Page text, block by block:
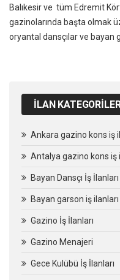
Balıkesir ve tüm Edremit
gazinolarında başta olmak
oryantal dansçılar ve bayan
İLAN
Ankara gazino kons iş
Antalya gazino kons iş
Bayan Dansçı İş İlanları
Bayan garson iş ilanları
Gazino İş İlanları
Gazino Menajeri
Gece Kulübü İş İlanları